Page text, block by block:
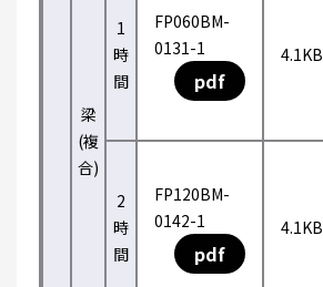
梁
(複
合)
1
時
間
FP060BM-
0131-1
pdf
4.1KB
2
時
間
FP120BM-
0142-1
pdf
4.1KB